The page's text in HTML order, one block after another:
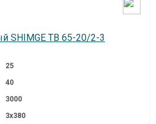
SHIMGE TB 65-20/2-3
25
40
3000
3х380